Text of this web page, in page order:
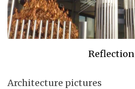
Reflection
Architecture pictures